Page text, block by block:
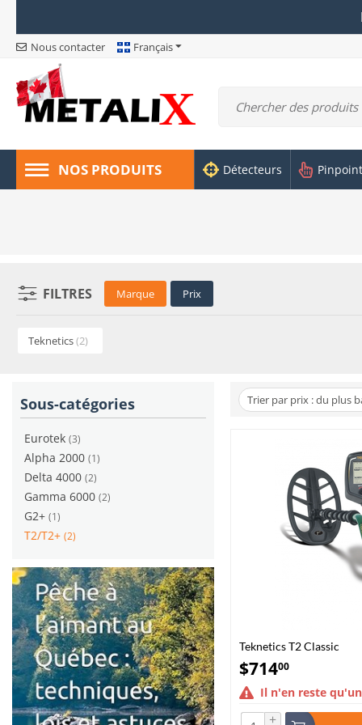
Nous contacter Français
NOS PRODUITS Détecteurs
FILTRES Marque Prix
Teknetics(2)
Sous-catégories
Eurotek (3)
Alpha 2000 (1)
Delta 4000 (2)
Gamma 6000 (2)
G2+ (1)
T2/T2+ (2)
Trier par prix : du plus
Teknetics T2 Classic
$71400
Il n'en reste
+